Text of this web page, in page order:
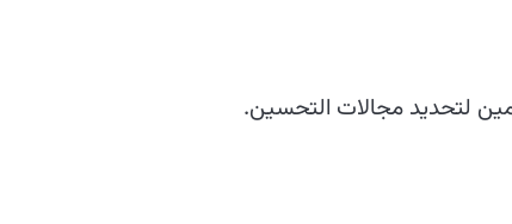
لتحديد مجالات التحسين.